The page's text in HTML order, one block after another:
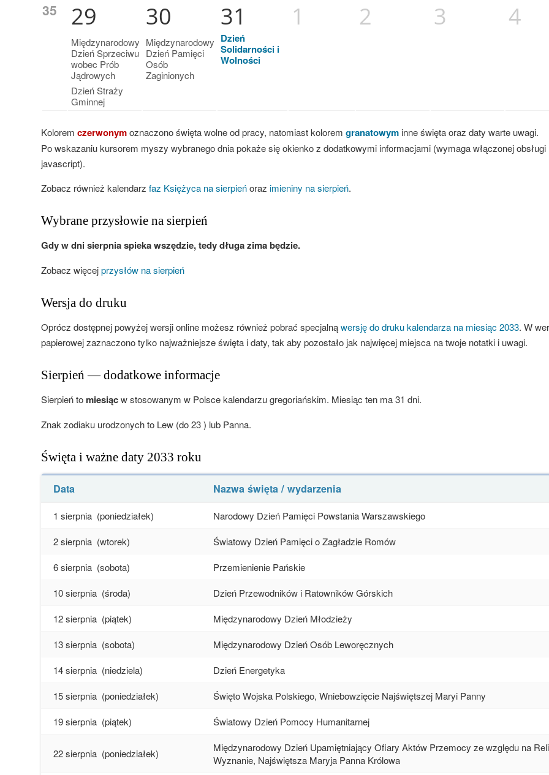
35 29
Międzynarodowy
Dzień Sprzeciwu
wobec Prób
Jądrowych
Dzień Straży
Gminnej
30
Międzynarodowy
Dzień Pamięci
Osób
Zaginionych
31
Dzień
Solidarności i
Wolności
1 2 3 4
Kolorem czerwonymoznaczono święta wolne od pracy, natomiast kolorem granatowym inne święta oraz daty warte uwagi.
Po wskazaniu kursorem myszy wybranego dnia pokaże się okienko z dodatkowymi informacjami (wymaga włączonej obsługi
javascript).
Zobacz również kalendarz faz Księżyca na sierpieńoraz imieniny na sierpień.
Wybrane przysłowie na sierpień
Gdy w dni sierpnia spieka wszędzie, tedy długa zima będzie.
Zobacz więcejprzysłów na sierpień
Wersja do druku
Oprócz dostępnej powyżej wersji online możesz również pobrać specjalnąwersję do druku kalendarza na miesiąc 2033. W
papierowej zaznaczono tylko najważniejsze święta i daty, tak aby pozostało jak najwięcej miejsca na twoje notatki i uwagi.
Sierpień — dodatkowe informacje
Sierpień to miesiącw stosowanym w Polsce kalendarzu gregoriańskim. Miesiąc ten ma 31 dni.
Znak zodiaku urodzonych to Lew (do 23 ) lub Panna.
Święta i ważne daty 2033 roku
Data Nazwa święta / wydarzenia
1 sierpnia (poniedziałek)
Narodowy Dzień Pamięci Powstania Warszawskiego
2 sierpnia (wtorek)
Światowy Dzień Pamięci o Zagładzie Romów
6 sierpnia (sobota)
Przemienienie Pańskie
10 sierpnia (środa)
Dzień Przewodników i Ratowników Górskich
12 sierpnia (piątek)
Międzynarodowy Dzień Młodzieży
13 sierpnia (sobota)
Międzynarodowy Dzień Osób Leworęcznych
14 sierpnia (niedziela)
Dzień Energetyka
15 sierpnia (poniedziałek)
Święto Wojska Polskiego, Wniebowzięcie Najświętszej Maryi Panny
19 sierpnia (piątek) Światowy Dzień Pomocy Humanitarnej
22 sierpnia (poniedziałek)
Międzynarodowy Dzień Upamiętniający Ofiary Aktów Przemocy ze względu na
Wyznanie, Najświętsza Maryja Panna Królowa